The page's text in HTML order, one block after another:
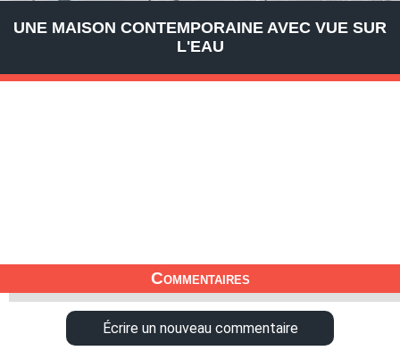
UNE MAISON CONTEMPORAINE AVEC VUE SUR
L'EAU
Commentaires
Écrire un nouveau commentaire